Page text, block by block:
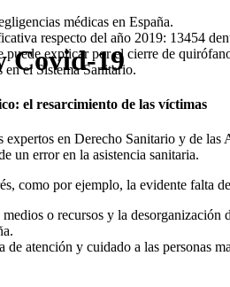
Covid-19
médicas en España.
respecto del año 2019: 13454
puede explicar por el cierre de
en el Sistema Sanitario.
el resarcimiento de las víctimas
en Derecho Sanitario y de
un error en la asistencia sanitaria.
como por ejemplo, la evidente falta
o recursos y la
de atención y cuidado a las personas